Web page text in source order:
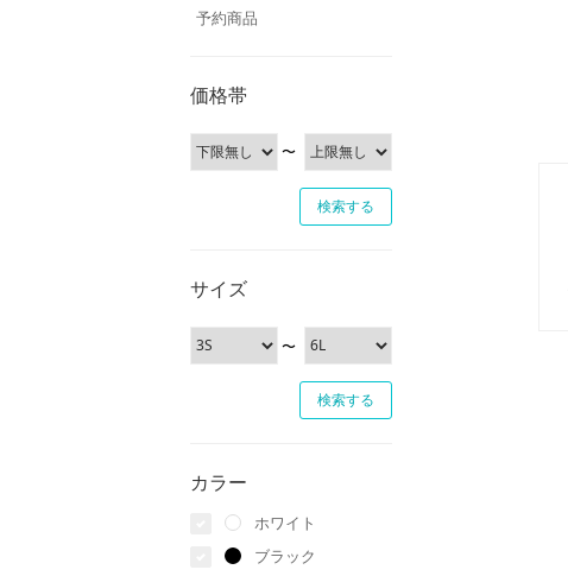
予約商品
価格帯
〜
サイズ
〜
カラー
ホワイト
ブラック